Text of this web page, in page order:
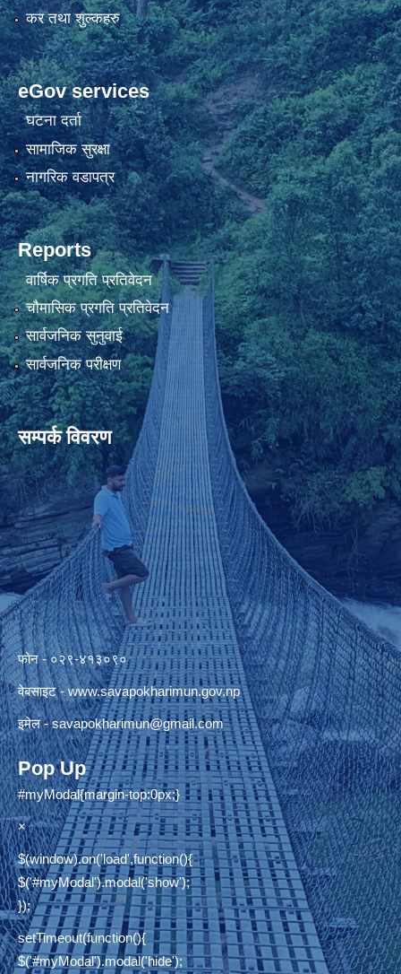
कर तथा शुल्कहरु
eGov services
घटना दर्ता
सामाजिक सुरक्षा
नागरिक वडापत्र
Reports
वार्षिक प्रगति प्रतिवेदन
चौमासिक प्रगति प्रतिवेदन
सार्वजनिक सुनुवाई
सार्वजनिक परीक्षण
सम्पर्क विवरण
फोन - ०२९-४१३०९०
वेबसाइट -www.savapokharimun.gov.np
इमेल -savapokharimun@gmail.com
Pop Up
#myModal{margin-top:0px;}
×
$(window).on('load',function(){
$('#myModal').modal('show');
});
setTimeout(function(){
$('#myModal').modal('hide');